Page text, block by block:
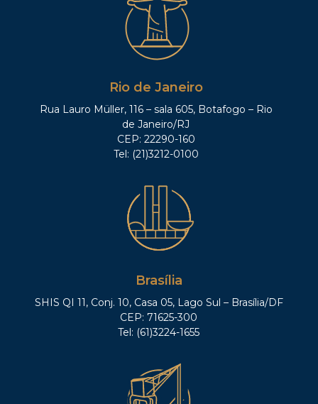
Rio de Janeiro
Rua Lauro Müller, 116 – sala 605, Botafogo – Rio
de Janeiro/RJ
CEP: 22290-160
Tel: (21)3212-0100
Brasília
SHIS QI 11, Conj. 10, Casa 05, Lago Sul – Brasília/DF
CEP: 71625-300
Tel: (61)3224-1655